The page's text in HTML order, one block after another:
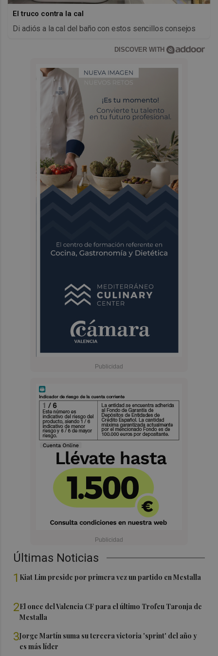
Últimas Noticias
1 Kiat Lim preside por primera vez un partido en Mestalla
2El once del Valencia CF para el último Trofeu Taronja de
Mestalla
3Jorge Martín suma su tercera victoria 'sprint' del año y
es más líder
El truco contra la cal
Di adiós a la cal del baño con estos sencillos consejos
DISCOVER WITH